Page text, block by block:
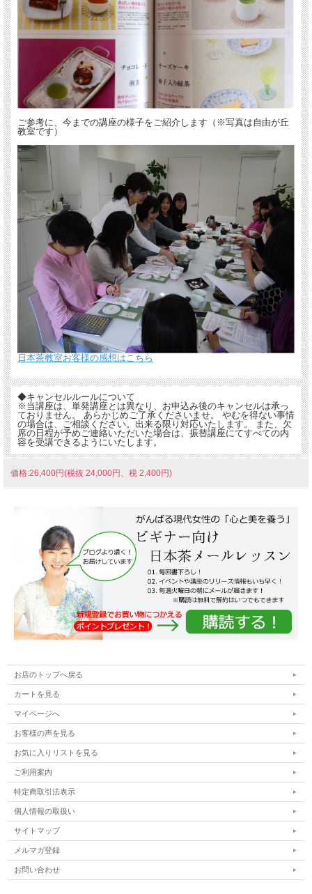
ご参考に、今までの講座の様子をご紹介します（※写真は自由が丘
教室です）
日本茶教室お客様の感想はこちら
◆キャンセルルールについて
※当講座は、単発講座とは異なり、お申込み後のキャンセルは承っ
ておりません。 あらかじめご了承くださいませ。 やむを得ない事情
の場合は、ご相談ください。出来る限り対応いたします。 また、欠
席の日程が予めご連絡いただいた場合は、振替講座にてすべての内
容を受講できるようにいたします。
価格:26,400円(税抜 24,000円、税 2,400円)
お店のトップへ戻る
カートを見る
マイページへ
お客様の声を見る
お気に入りリストを見る
ご利用案内
特定商取引法表示
個人情報の取扱い
サイトマップ
メルマガ登録
お問い合わせ